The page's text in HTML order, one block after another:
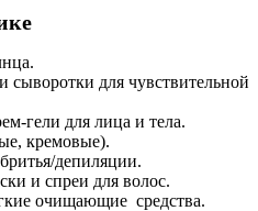
для чувствительной
гели для лица и тела.
кремовые).
депиляции.
и спреи для волос.
очищающие средства.